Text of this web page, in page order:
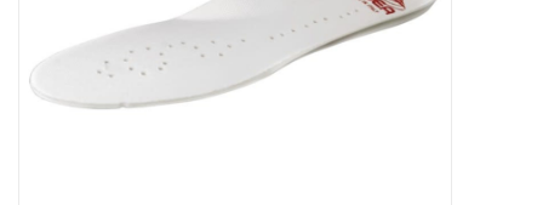
Rendez-vous achat de patins